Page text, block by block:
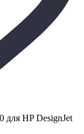
HP DesignJet